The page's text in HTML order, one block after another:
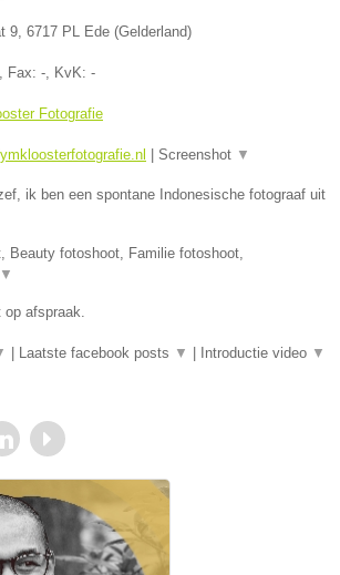
9, 6717 PL Ede (Gelderland)
, Fax: -, KvK: -
Fotografie
Screenshot ▼
ik ben een spontane Indonesische fotograaf uit
Beauty fotoshoot, Familie fotoshoot,
▼
op afspraak.
Laatste facebook posts ▼ Introductie video ▼